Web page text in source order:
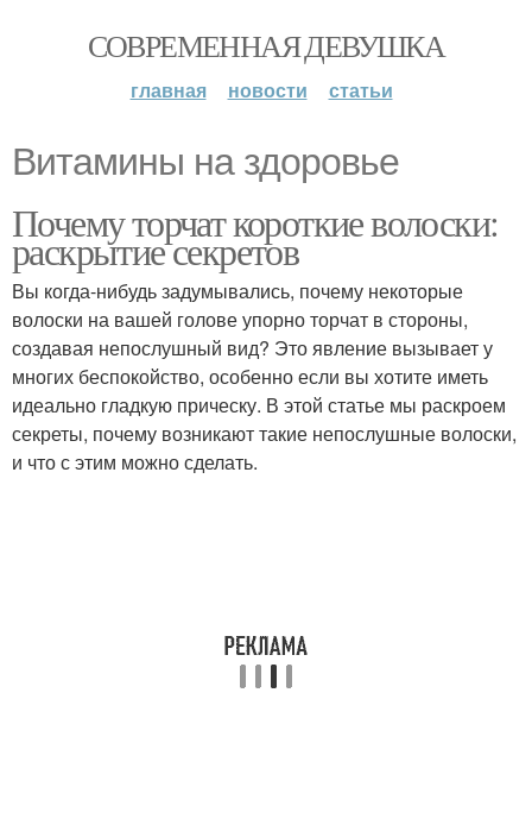
СОВРЕМЕННАЯ ДЕВУШКА
главная новости статьи
Витамины на здоровье
Почему торчат короткие волоски:
раскрытие секретов
Вы когда-нибудь задумывались, почему некоторые
волоски на вашей голове упорно торчат в стороны,
создавая непослушный вид? Это явление вызывает у
многих беспокойство, особенно если вы хотите иметь
идеально гладкую прическу. В этой статье мы раскроем
секреты, почему возникают такие непослушные волоски,
и что с этим можно сделать.